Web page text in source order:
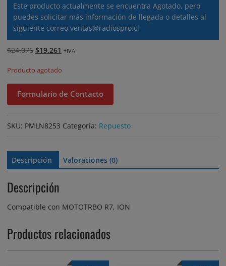
Este producto actualmente se encuentra Agotado, pero
puedes solicitar más información de llegada o detalles al
siguiente correo ventas@radiospro.cl
$24.076 El
original
era:
$24.076.
$19.261 El
actual
es:
$19.261.
+IVA
Producto agotado
Formulario de Contacto
SKU: PMLN8253 Categoría: Repuesto
Descripción Valoraciones (0)
Descripción
Compatible con MOTOTRBO R7, ION
Productos relacionados